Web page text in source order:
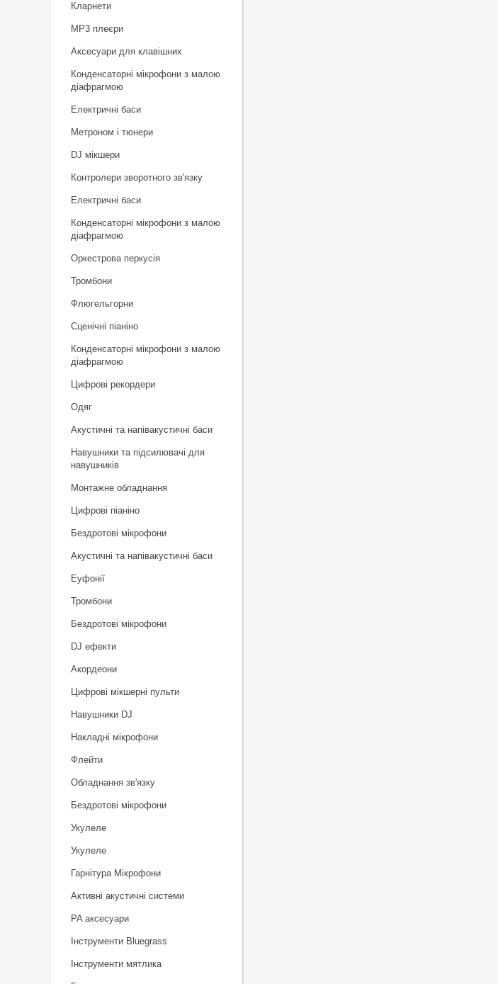
Кларнети
MP3 плеєри
Аксесуари для клавішних
Конденсаторні мікрофони з малою
діафрагмою
Електричні баси
Метроном і тюнери
DJ мікшери
Контролери зворотного зв'язку
Електричні баси
Конденсаторні мікрофони з малою
діафрагмою
Оркестрова перкусія
Тромбони
Флюгельгорни
Сценічні піаніно
Конденсаторні мікрофони з малою
діафрагмою
Цифрові рекордери
Одяг
Акустичні та напівакустичні баси
Навушники та підсилювачі для
навушників
Монтажне обладнання
Цифрові піаніно
Бездротові мікрофони
Акустичні та напівакустичні баси
Еуфонії
Тромбони
Бездротові мікрофони
DJ ефекти
Акордеони
Цифрові мікшерні пульти
Навушники DJ
Накладні мікрофони
Флейти
Обладнання зв'язку
Бездротові мікрофони
Укулеле
Укулеле
Гарнітура Мікрофони
Активні акустичні системи
PA аксесуари
Інструменти Bluegrass
Інструменти мятлика